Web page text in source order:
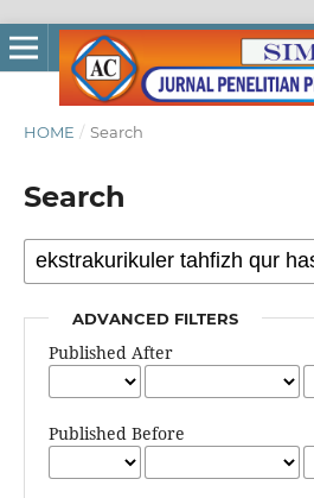
HOME / Search
Search
ADVANCED FILTERS
Published After
Published Before